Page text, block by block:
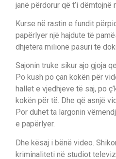
janë përdorur që t’i dëmtojnë
Kurse në rastin e fundit
papërlyer një hajdute të
dhjetëra milionë pasuri të
Sajonin truke sikur ajo gjoja
Po kush po çan kokën për
hallet e vjedhjeve të saj, po
kokën për të. Dhe që asnjë
Por duhet ta largonin
e papërlyer.
Dhe kësaj i bënë video.
kriminaliteti në studiot